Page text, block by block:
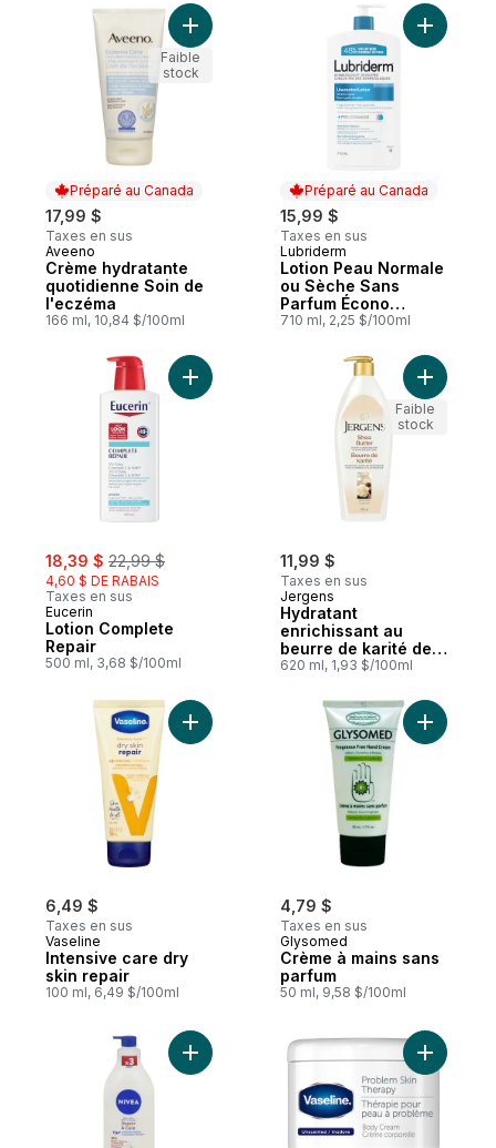
Préparé au Canada
17,99 $
Taxes en sus
Préparé au Canada
Aveeno
Crème hydratante
quotidienne Soin de
l'eczéma
166 ml, 10,84 $/100ml
Ajouter Crème hydratante quotidienne
Faible
stock
Préparé au Canada
15,99 $
Taxes en sus
Préparé au Canada
Lubriderm
Lotion Peau Normale
ou Sèche Sans
Parfum Écono
Format
710 ml, 2,25 $/100ml
Ajouter
sale:
18,39 $ , formerly:
22,99 $
4,60 $ DE RABAIS
Taxes en sus
Eucerin
Lotion Complete
Repair
500 ml, 3,68 $/100ml
Ajouter Lotion Complete Repair au panier
11,99 $
Taxes en sus
Jergens
Hydratant
enrichissant au
beurre de karité de
Jergens
620 ml, 1,93 $/100ml
Ajouter
Faible
stock
6,49 $
Taxes en sus
Vaseline
Intensive care dry
skin repair
100 ml, 6,49 $/100ml
Ajouter Intensive care dry skin repair au
4,79 $
Taxes en sus
Glysomed
Crème à mains sans
parfum
50 ml, 9,58 $/100ml
Ajouter
Ajouter Lotion corporelle peau sèche &
Ajouter